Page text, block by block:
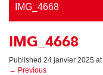
IMG_4668
IMG_4668
Published 24 janvier 2025 at
← Previous